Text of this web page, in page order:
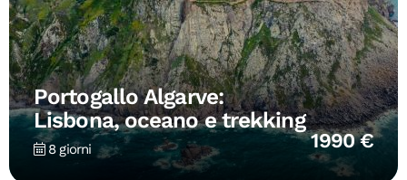
Portogallo Algarve:
Lisbona, oceano e trekking
8 giorni 1990 €